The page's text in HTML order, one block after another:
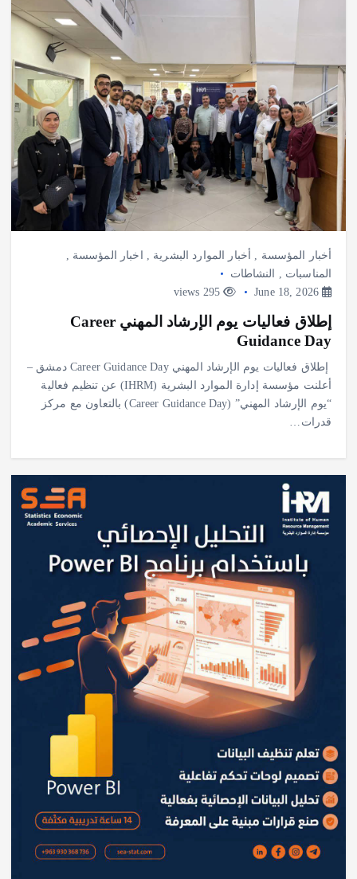
أخبار المؤسسة , أخبار الموارد البشرية , اخبار المؤسسة ,
المناسبات ,
النشاطات
June 18, 2026
295 views
إطلاق فعاليات يوم الإرشاد المهني Career
Guidance Day
إطلاق فعاليات يوم الإرشاد المهني Career Guidance Day دمشق –
أعلنت مؤسسة إدارة الموارد البشرية (IHRM) عن تنظيم فعالية
“يوم الإرشاد المهني” (Career Guidance Day) بالتعاون مع مركز
قدرات…